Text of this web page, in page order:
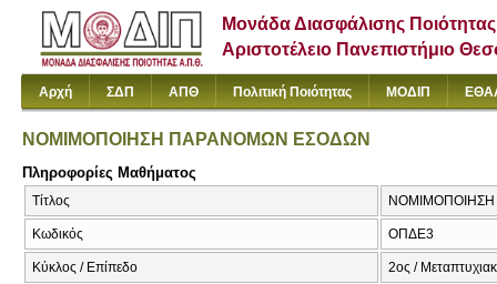
Μονάδα Διασφάλισης Ποιότητας
Αριστοτέλειο Πανεπιστήμιο
Αρχή ΣΔΠ ΑΠΘ Πολιτική Ποιότητας ΜΟΔΙΠ
ΝΟΜΙΜΟΠΟΙΗΣΗ ΠΑΡΑΝΟΜΩΝ ΕΣΟΔΩΝ
Πληροφορίες Μαθήματος
Τίτλος ΝΟΜΙΜΟΠΟΙΗΣΗ
Κωδικός ΟΠΔΕ3
Κύκλος / Επίπεδο 2ος /